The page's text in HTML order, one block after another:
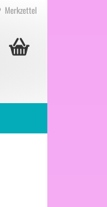
Merkzettel